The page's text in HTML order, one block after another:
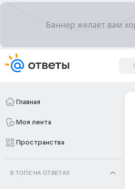
Главная
Моя лента
Пространства
В ТОПЕ НА ОТВЕТАХ